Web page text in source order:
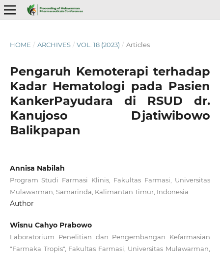
HOME / ARCHIVES / VOL. 18 (2023) / Articles
Pengaruh Kemoterapi terhadap
Kadar Hematologi pada Pasien
KankerPayudara di RSUD dr.
Kanujoso Djatiwibowo
Balikpapan
Annisa Nabilah
Program Studi Farmasi Klinis, Fakultas Farmasi, Universitas
Mulawarman, Samarinda, Kalimantan Timur, Indonesia
Author
Wisnu Cahyo Prabowo
Laboratorium Penelitian dan Pengembangan Kefarmasian
"Farmaka Tropis", Fakultas Farmasi, Universitas Mulawarman,